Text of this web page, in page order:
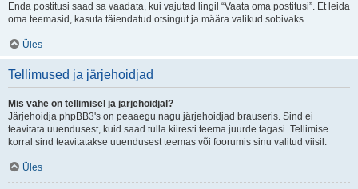
Enda postitusi saad sa vaadata, kui vajutad lingil “Vaata oma postitusi”. Et leida
oma teemasid, kasuta täiendatud otsingut ja määra valikud sobivaks.
Üles
Tellimused ja järjehoidjad
Mis vahe on tellimisel ja järjehoidjal?
Järjehoidja phpBB3's on peaaegu nagu järjehoidjad brauseris. Sind ei
teavitata uuendusest, kuid saad tulla kiiresti teema juurde tagasi. Tellimise
korral sind teavitatakse uuendusest teemas või foorumis sinu valitud viisil.
Üles